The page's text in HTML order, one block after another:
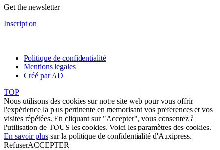
Get the newsletter
Inscription
Politique de confidentialité
Mentions légales
Créé par AD
TOP
Nous utilisons des cookies sur notre site web pour vous offrir
l'expérience la plus pertinente en mémorisant vos préférences et vos
visites répétées. En cliquant sur "Accepter", vous consentez à
l'utilisation de TOUS les cookies. Voici les paramètres des cookies.
En savoir plus sur la politique de confidentialité d'Auxipress.
RefuserACCEPTER